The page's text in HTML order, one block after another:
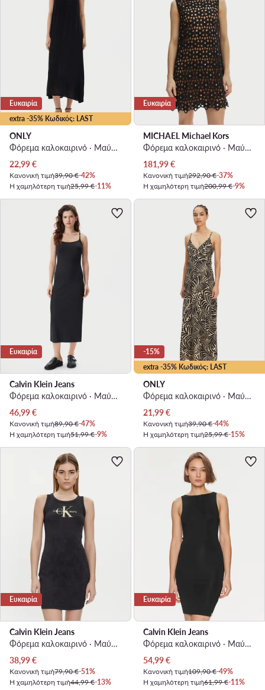
extra -35% Κωδικός: LAST
Ευκαιρία
ONLY
Φόρεμα καλοκαιρινό · Μαύρο · Maxi
Τρέχουσα τιμή
22,99€
Κανονική τιμή39,90 €-42%
Η χαμηλότερη τιμή25,99 €-11%
Ευκαιρία
MICHAEL Michael Kors
Φόρεμα καλοκαιρινό · Μαύρο · Mini
Τρέχουσα τιμή
181,99€
Κανονική τιμή292,90 €-37%
Η χαμηλότερη τιμή200,99 €-9%
Ευκαιρία
Calvin Klein Jeans
Φόρεμα καλοκαιρινό · Μαύρο · Midi
Τρέχουσα τιμή
46,99€
Κανονική τιμή89,90 €-47%
Η χαμηλότερη τιμή51,99 €-9%
extra -35% Κωδικός: LAST
-15%
ONLY
Φόρεμα καλοκαιρινό · Μαύρο · Maxi
Τρέχουσα τιμή
21,99€
Κανονική τιμή39,90 €-44%
Η χαμηλότερη τιμή25,99 €-15%
Ευκαιρία
Calvin Klein Jeans
Φόρεμα καλοκαιρινό · Μαύρο · Mini
Τρέχουσα τιμή
38,99€
Κανονική τιμή79,90 €-51%
Η χαμηλότερη τιμή44,99 €-13%
Ευκαιρία
Calvin Klein Jeans
Φόρεμα καλοκαιρινό · Μαύρο · Mini
Τρέχουσα τιμή
54,99€
Κανονική τιμή109,90 €-49%
Η χαμηλότερη τιμή61,99 €-11%